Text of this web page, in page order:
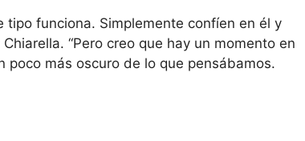
tipo funciona. Simplemente confíen en él y
“Pero creo que hay un momento en
más oscuro de lo que pensábamos.